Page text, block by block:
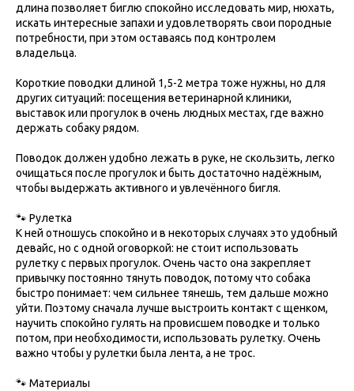
длина позволяет биглю спокойно исследовать мир, нюхать,
искать интересные запахи и удовлетворять свои породные
потребности, при этом оставаясь под контролем
владельца.
Короткие поводки длиной 1,5-2 метра тоже нужны, но для
других ситуаций: посещения ветеринарной клиники,
выставок или прогулок в очень людных местах, где важно
держать собаку рядом.
Поводок должен удобно лежать в руке, не скользить, легко
очищаться после прогулок и быть достаточно надёжным,
чтобы выдержать активного и увлечённого бигля.
🐾 Рулетка
К ней отношусь спокойно и в некоторых случаях это удобный
девайс, но с одной оговоркой: не стоит использовать
рулетку с первых прогулок. Очень часто она закрепляет
привычку постоянно тянуть поводок, потому что собака
быстро понимает: чем сильнее тянешь, тем дальше можно
уйти. Поэтому сначала лучше выстроить контакт с щенком,
научить спокойно гулять на провисшем поводке и только
потом, при необходимости, использовать рулетку. Очень
важно чтобы у рулетки была лента, а не трос.
🐾 Материалы